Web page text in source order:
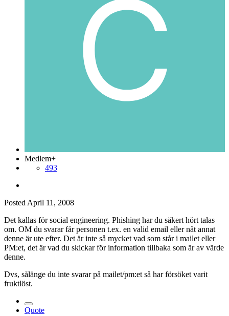
Medlem+
493
Posted April 11, 2008
Det kallas för social engineering. Phishing har du säkert hört talas
om. OM du svarar får personen t.ex. en valid email eller nåt annat
denne är ute efter. Det är inte så mycket vad som står i mailet eller
PM:et, det är vad du skickar för information tillbaka som är av värde
denne.
Dvs, sålänge du inte svarar på mailet/pm:et så har försöket varit
fruktlöst.
Quote